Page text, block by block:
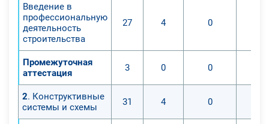
строительстве;
— основы безопасности
жизнедеятельности;
— экономика, управление и
Введение в
профессиональную
деятельность
строительства
27 4 0
Промежуточная
аттестация
3 0 0
2. Конструктивные
системы и схемы
31 4 0